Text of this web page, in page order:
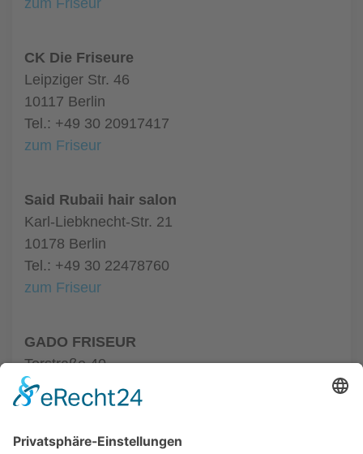
zum Friseur
CK Die Friseure
Leipziger Str. 46
10117 Berlin
Tel.: +49 30 20917417
zum Friseur
Said Rubaii hair salon
Karl-Liebknecht-Str. 21
10178 Berlin
Tel.: +49 30 22478760
zum Friseur
GADO FRISEUR
Torstraße 40
10119 Berlin
Tel.: +49 30 64460121